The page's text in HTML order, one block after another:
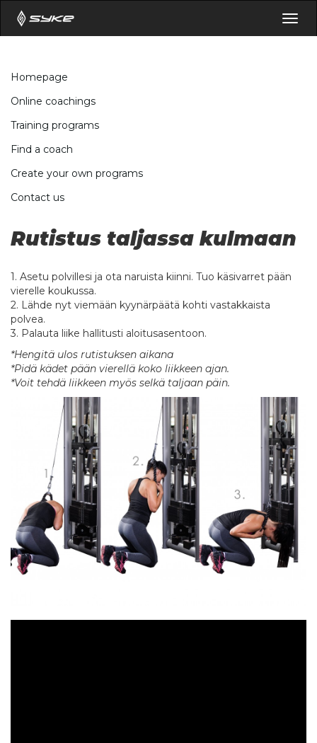
Homepage
Online coachings
Training programs
Find a coach
Create your own programs
Contact us
Rutistus taljassa kulmaan
1. Asetu polvillesi ja ota naruista kiinni. Tuo käsivarret pään
vierelle koukussa.
2. Lähde nyt viemään kyynärpäätä kohti vastakkaista
polvea.
3. Palauta liike hallitusti aloitusasentoon.
*Hengitä ulos rutistuksen aikana
*Pidä kädet pään vierellä koko liikkeen ajan.
*Voit tehdä liikkeen myös selkä taljaan päin.